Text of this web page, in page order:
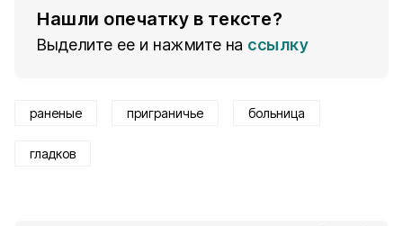
Нашли опечатку в тексте?
Выделите ее и нажмите на ссылку
раненые приграничье больница
гладков